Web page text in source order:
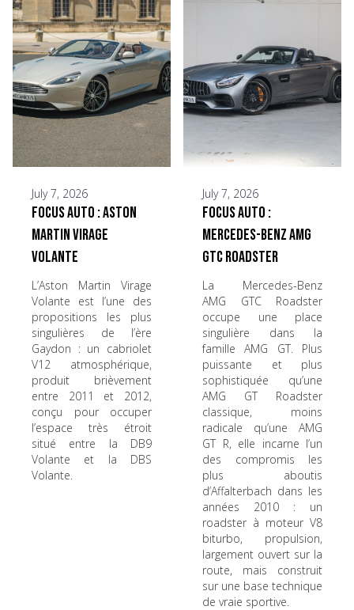
July 7, 2026
Focus Auto : Aston
Martin Virage
Volante
L’Aston Martin Virage
Volante est l’une des
propositions les plus
singulières de l’ère
Gaydon : un cabriolet
V12 atmosphérique,
produit brièvement
entre 2011 et 2012,
conçu pour occuper
l’espace très étroit
situé entre la DB9
Volante et la DBS
Volante.
July 7, 2026
Focus Auto :
Mercedes-Benz AMG
GTC Roadster
La Mercedes-Benz
AMG GTC Roadster
occupe une place
singulière dans la
famille AMG GT. Plus
puissante et plus
sophistiquée qu’une
AMG GT Roadster
classique, moins
radicale qu’une AMG
GT R, elle incarne l’un
des compromis les
plus aboutis
d’Affalterbach dans les
années 2010 : un
roadster à moteur V8
biturbo, propulsion,
largement ouvert sur la
route, mais construit
sur une base technique
de vraie sportive.